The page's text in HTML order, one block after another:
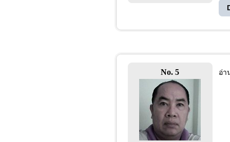
No. 5 อ่า